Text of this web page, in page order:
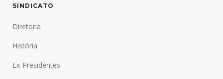
SINDICATO
Diretoria
História
Ex-Presidentes